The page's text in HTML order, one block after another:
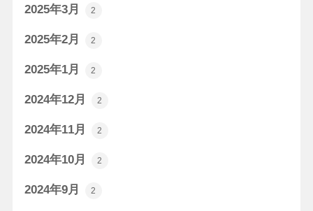
2025年3月 2
2025年2月 2
2025年1月 2
2024年12月 2
2024年11月 2
2024年10月 2
2024年9月 2